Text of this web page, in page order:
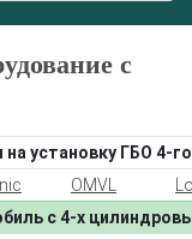
с
на установку ГБО 4-
OMVL
с 4-х